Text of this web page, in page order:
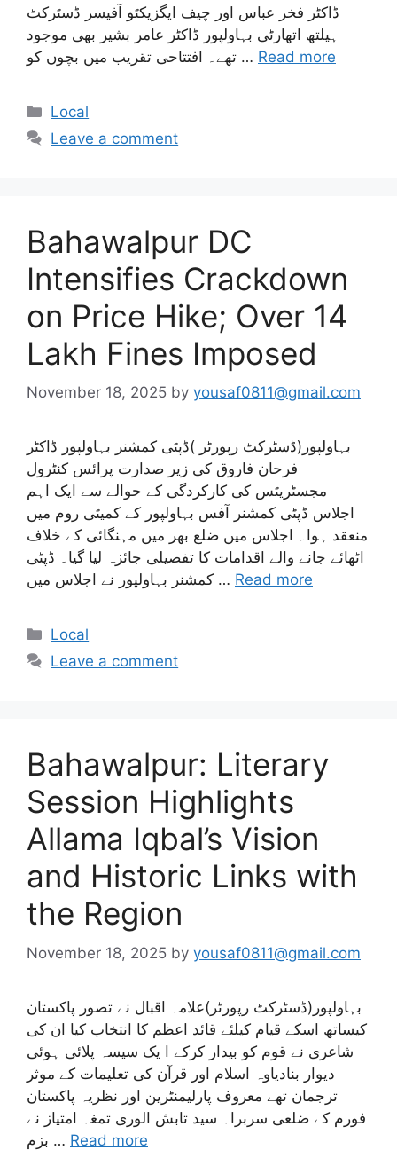
ڈاکٹر فخر عباس اور چیف ایگزیکٹو آفیسر ڈسٹرکٹ
ہیلتھ اتھارٹی بہاولپور ڈاکٹر عامر بشیر بھی موجود
تھے۔ افتتاحی تقریب میں بچوں کو … Read more
Categories
Local
Leave a comment
Bahawalpur DC
Intensifies Crackdown
on Price Hike; Over 14
Lakh Fines Imposed
November 18, 2025 by yousaf0811@gmail.com
بہاولپور(ڈسٹرکٹ رپورٹر )ڈپٹی کمشنر بہاولپور ڈاکٹر
فرحان فاروق کی زیر صدارت پرائس کنٹرول
مجسٹریٹس کی کارکردگی کے حوالے سے ایک اہم
اجلاس ڈپٹی کمشنر آفس بہاولپور کے کمیٹی روم میں
منعقد ہوا۔ اجلاس میں ضلع بھر میں مہنگائی کے خلاف
اٹھائے جانے والے اقدامات کا تفصیلی جائزہ لیا گیا۔ ڈپٹی
کمشنر بہاولپور نے اجلاس میں … Read more
Categories
Local
Leave a comment
Bahawalpur: Literary
Session Highlights
Allama Iqbal’s Vision
and Historic Links with
the Region
November 18, 2025 by yousaf0811@gmail.com
بہاولپور(ڈسٹرکٹ رپورٹر)علامہ اقبال نے تصور پاکستان
کیساتھ اسکے قیام کیلئے قائد اعظم کا انتخاب کیا ان کی
شاعری نے قوم کو بیدار کرکے ا یک سیسہ پلائی ہوئی
دیوار بنادیاوہ اسلام اور قرآن کی تعلیمات کے موثر
ترجمان تھے معروف پارلیمنٹرین اور نظریہ پاکستان
فورم کے ضلعی سربراہ سید تابش الوری تمغہ امتیاز نے
بزم … Read more